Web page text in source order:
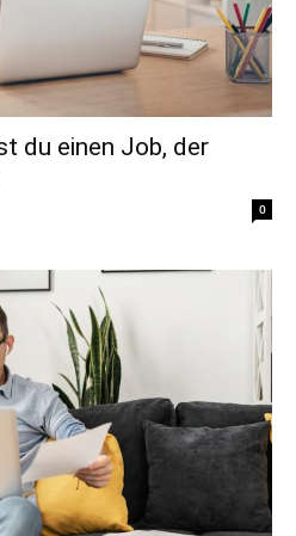
du einen Job, der
0